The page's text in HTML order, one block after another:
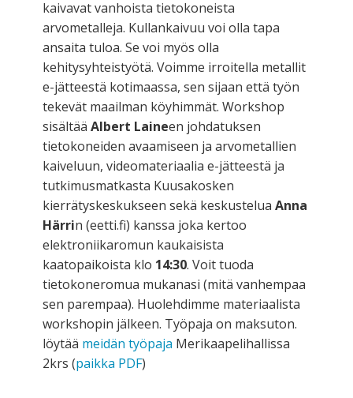
kaivavat vanhoista tietokoneista
arvometalleja. Kullankaivuu voi olla tapa
ansaita tuloa. Se voi myös olla
kehitysyhteistyötä. Voimme irroitella metallit
e-jätteestä kotimaassa, sen sijaan että työn
tekevät maailman köyhimmät. Workshop
sisältää Albert Laineen johdatuksen
tietokoneiden avaamiseen ja arvometallien
kaiveluun, videomateriaalia e-jätteestä ja
tutkimusmatkasta Kuusakosken
kierrätyskeskukseen sekä keskustelua Anna
Härrin (eetti.fi) kanssa joka kertoo
elektroniikaromun kaukaisista
kaatopaikoista klo 14:30. Voit tuoda
tietokoneromua mukanasi (mitä vanhempaa
sen parempaa). Huolehdimme materiaalista
workshopin jälkeen. Työpaja on maksuton.
löytää meidän työpaja Merikaapelihallissa
2krs (paikka PDF)